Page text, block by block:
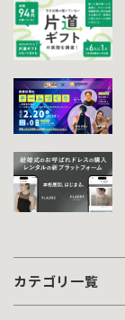
カテゴリ一覧